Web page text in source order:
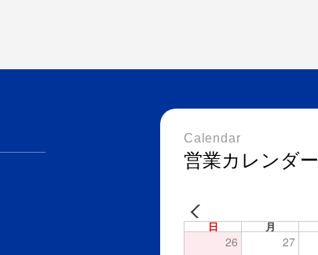
Calendar
営業カレンダー
日 月
26 27